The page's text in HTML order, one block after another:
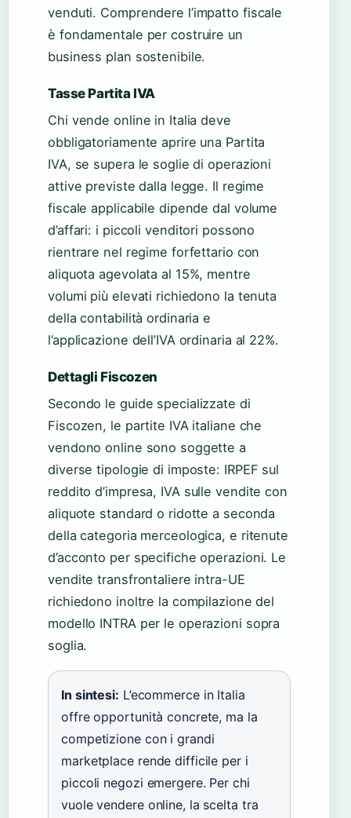
venduti. Comprendere l’impatto fiscale
è fondamentale per costruire un
business plan sostenibile.
Tasse Partita IVA
Chi vende online in Italia deve
obbligatoriamente aprire una Partita
IVA, se supera le soglie di operazioni
attive previste dalla legge. Il regime
fiscale applicabile dipende dal volume
d’affari: i piccoli venditori possono
rientrare nel regime forfettario con
aliquota agevolata al 15%, mentre
volumi più elevati richiedono la tenuta
della contabilità ordinaria e
l’applicazione dell’IVA ordinaria al 22%.
Dettagli Fiscozen
Secondo le guide specializzate di
Fiscozen, le partite IVA italiane che
vendono online sono soggette a
diverse tipologie di imposte: IRPEF sul
reddito d’impresa, IVA sulle vendite con
aliquote standard o ridotte a seconda
della categoria merceologica, e ritenute
d’acconto per specifiche operazioni. Le
vendite transfrontaliere intra-UE
richiedono inoltre la compilazione del
modello INTRA per le operazioni sopra
soglia.
In sintesi: L’ecommerce in Italia
offre opportunità concrete, ma la
competizione con i grandi
marketplace rende difficile per i
piccoli negozi emergere. Per chi
vuole vendere online, la scelta tra